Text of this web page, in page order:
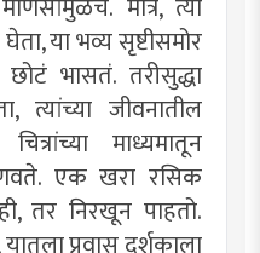
या भव्य सृष्टीसमोर
भासतं. तरीसुद्धा
जीवनातील
माध्यमातून
एक खरा रसिक
तर निरखून पाहतो.